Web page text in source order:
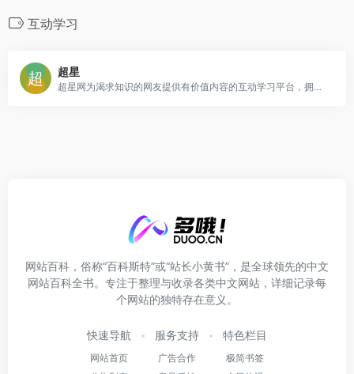
互动学习
超星
超星网为渴求知识的网友提供有价值内容的互动学习平台，拥有国内最多的学术视频、教育视频共13万余集，并提供超星电子书在线阅读和下载服务。
网站百科，俗称“百科斯特”或“站长小黄书”，是全球领先的中文
网站百科全书。专注于整理与收录各类中文网站，详细记录每
个网站的独特存在意义。
快速导航
网站首页
服务支持
广告合作
特色栏目
极简书签